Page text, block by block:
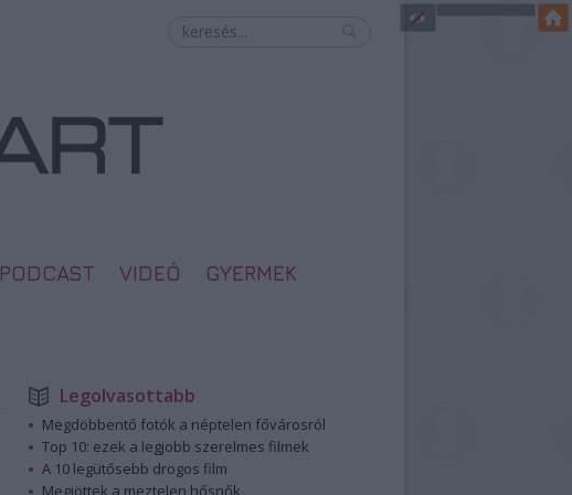
PODCAST VIDEÓ GYERMEK
Legolvasottabb
Megdöbbentő fotók a néptelen fővárosról
Top 10: ezek a legjobb szerelmes filmek
A 10 legütősebb drogos film
Megjöttek a meztelen hősnők